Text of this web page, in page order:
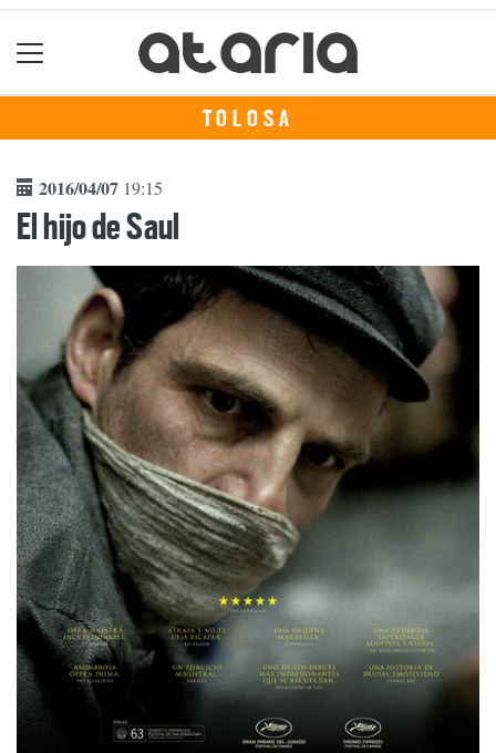
TOLOSA
2016/04/07 19:15
El hijo de Saul